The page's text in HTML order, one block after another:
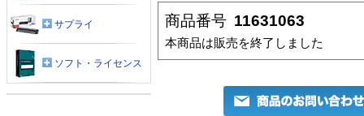
商品番号 11631063
本商品は販売を終了しました
サプライ
ソフト・ライセンス